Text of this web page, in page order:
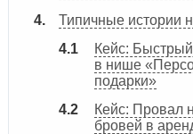
Типичные истории
Кейс:
в нише
подарки»
Кейс: Провал
бровей в